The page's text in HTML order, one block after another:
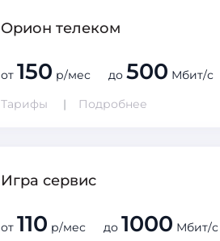
Орион телеком
от 150 р/мес до 500 Мбит/с
Тарифы
Подробнее
Игра сервис
от 110 р/мес до 1000 Мбит/с